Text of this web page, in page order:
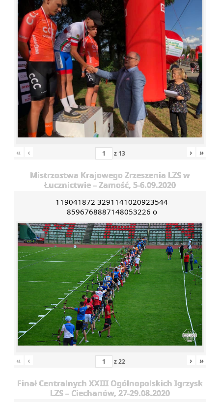
« ‹ z 13 › »
Mistrzostwa Krajowego Zrzeszenia LZS w
Łucznictwie – Zamość, 5-6.09.2020
119041872 3291141020923544
8596768887148053226 o
« ‹ z22 › »
Finał Centralnych XXIII Ogólnopolskich Igrzysk
LZS – Ciechanów, 27-29.08.2020